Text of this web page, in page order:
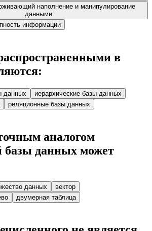
наполнение и манипулирование
данными
информации
в
данных
иерархические базы данных
реляционные базы данных
аналогом
базы данных может
данных
вектор
двумерная таблица